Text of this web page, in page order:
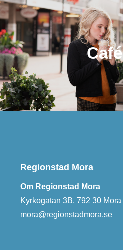
Regionstad Mora
Om Regionstad Mora
Kyrkogatan 3B, 792 30 Mora
mora@regionstadmora.se